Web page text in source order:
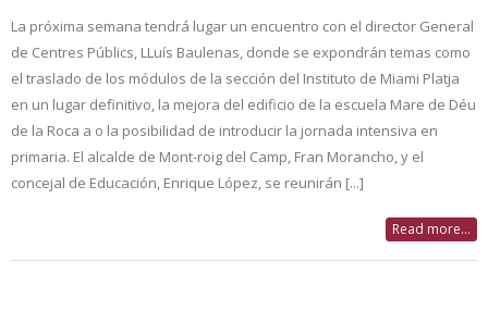
La próxima semana tendrá lugar un encuentro con el director General
de Centres Públics, LLuís Baulenas, donde se expondrán temas como
el traslado de los módulos de la sección del Instituto de Miami Platja
en un lugar definitivo, la mejora del edificio de la escuela Mare de Déu
de la Roca a o la posibilidad de introducir la jornada intensiva en
primaria. El alcalde de Mont-roig del Camp, Fran Morancho, y el
concejal de Educación, Enrique López, se reunirán [...]
Read more...